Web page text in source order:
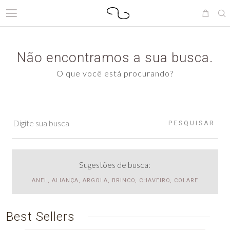
Não encontramos a sua busca.
O que você está procurando?
PESQUISAR
Sugestões de busca:
ANEL, ALIANÇA, ARGOLA, BRINCO, CHAVEIRO, COLARE
Best Sellers